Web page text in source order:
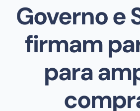
Governo e
firmam
para